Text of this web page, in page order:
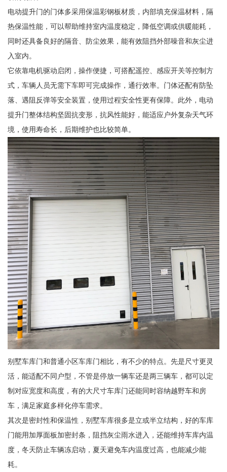
电动提升门的门体多采用保温彩钢板材质，内部填充保温材料，隔
热保温性能，可以帮助维持室内温度稳定，降低空调或供暖能耗，
同时还具备良好的隔音、防尘效果，能有效阻挡外部噪音和灰尘进
入室内。
它依靠电机驱动启闭，操作便捷，可搭配遥控、感应开关等控制方
式，车辆人员无需下车即可完成操作，通行效率。门体还配有防坠
落、遇阻反弹等安全装置，使用过程安全性更有保障。此外，电动
提升门整体结构坚固抗变形，抗风性能好，能适应户外复杂天气环
境，使用寿命长，后期维护也比较简单。
别墅车库门和普通小区车库门相比，有不少的特点。先是尺寸更灵
活，能适配不同户型，不管是停放一辆车还是两三辆车，都可以定
制对应宽度和高度，有的大尺寸车库门还能同时容纳越野车和房
车，满足家庭多样化停车需求。
其次是密封性和保温性，别墅车库很多是立或半立结构，好的车库
门能用加厚面板加密封条，阻挡灰尘雨水进入，还能维持车库内温
度，冬天防止车辆冻启动，夏天避免车内温度过高，也能减少能
耗。